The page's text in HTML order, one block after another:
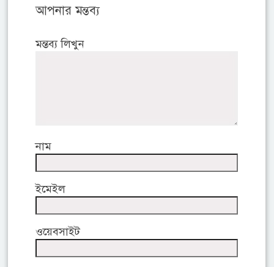
আপনার মন্তব্য
মন্তব্য লিখুন
নাম
ইমেইল
ওয়েবসাইট